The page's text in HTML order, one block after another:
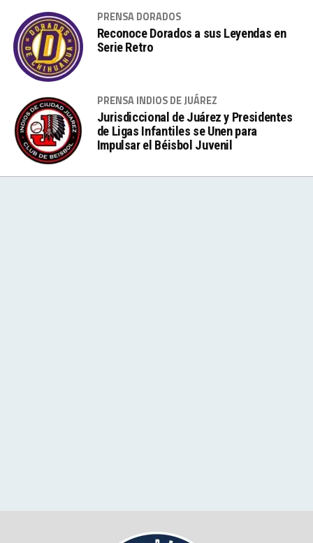
PRENSA DORADOS
Reconoce Dorados a sus Leyendas en
Serie Retro
PRENSA INDIOS DE JUÁREZ
Jurisdiccional de Juárez y Presidentes
de Ligas Infantiles se Unen para
Impulsar el Béisbol Juvenil